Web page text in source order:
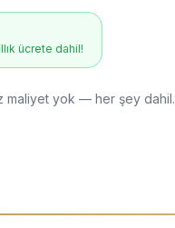
ücrete dahil!
maliyet yok — her şey dahil.